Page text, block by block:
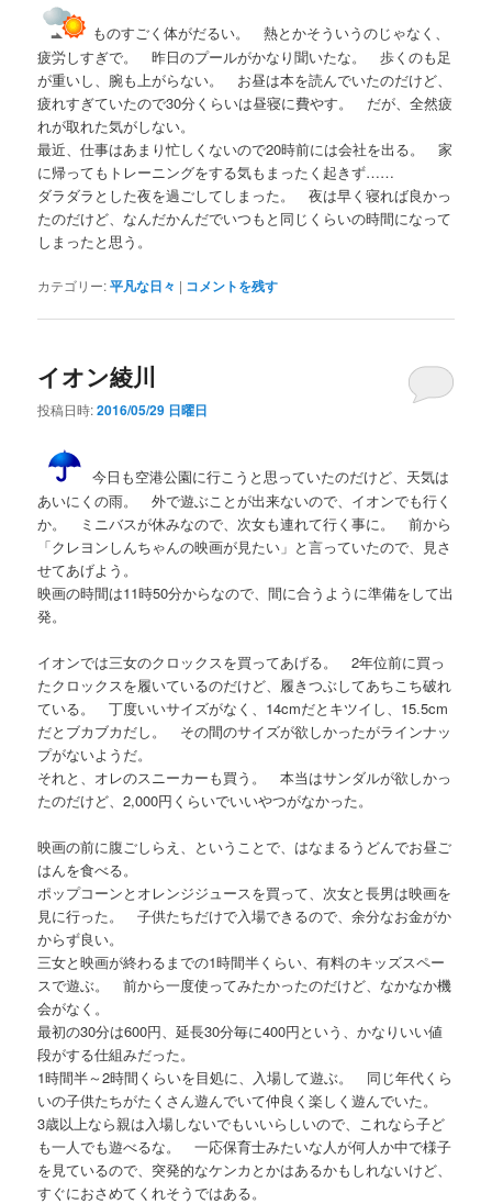
ものすごく体がだるい。 熱とかそういうのじゃなく、
疲労しすぎで。 昨日のプールがかなり聞いたな。 歩くのも足
が重いし、腕も上がらない。 お昼は本を読んでいたのだけど、
疲れすぎていたので30分くらいは昼寝に費やす。 だが、全然疲
れが取れた気がしない。
最近、仕事はあまり忙しくないので20時前には会社を出る。 家
に帰ってもトレーニングをする気もまったく起きず……
ダラダラとした夜を過ごしてしまった。 夜は早く寝れば良かっ
たのだけど、なんだかんだでいつもと同じくらいの時間になって
しまったと思う。
カテゴリー:平凡な日々 | コメントを残す
イオン綾川
投稿日時:2016/05/29 日曜日
今日も空港公園に行こうと思っていたのだけど、天気は
あいにくの雨。 外で遊ぶことが出来ないので、イオンでも行く
か。 ミニバスが休みなので、次女も連れて行く事に。 前から
「クレヨンしんちゃんの映画が見たい」と言っていたので、見さ
せてあげよう。
映画の時間は11時50分からなので、間に合うように準備をして出
発。
イオンでは三女のクロックスを買ってあげる。 2年位前に買っ
たクロックスを履いているのだけど、履きつぶしてあちこち破れ
ている。 丁度いいサイズがなく、14cmだとキツイし、15.5cm
だとブカブカだし。 その間のサイズが欲しかったがラインナッ
プがないようだ。
それと、オレのスニーカーも買う。 本当はサンダルが欲しかっ
たのだけど、2,000円くらいでいいやつがなかった。
映画の前に腹ごしらえ、ということで、はなまるうどんでお昼ご
はんを食べる。
ポップコーンとオレンジジュースを買って、次女と長男は映画を
見に行った。 子供たちだけで入場できるので、余分なお金がか
からず良い。
三女と映画が終わるまでの1時間半くらい、有料のキッズスペー
スで遊ぶ。 前から一度使ってみたかったのだけど、なかなか機
会がなく。
最初の30分は600円、延長30分毎に400円という、かなりいい値
段がする仕組みだった。
1時間半～2時間くらいを目処に、入場して遊ぶ。 同じ年代くら
いの子供たちがたくさん遊んでいて仲良く楽しく遊んでいた。
3歳以上なら親は入場しないでもいいらしいので、これなら子ど
も一人でも遊べるな。 一応保育士みたいな人が何人か中で様子
を見ているので、突発的なケンカとかはあるかもしれないけど、
すぐにおさめてくれそうではある。